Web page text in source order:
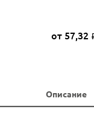
от 57,32
Описание